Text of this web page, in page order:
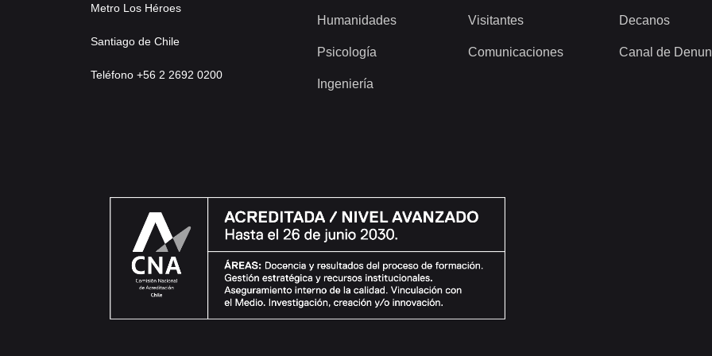
Metro Los Héroes
Santiago de Chile
Teléfono +56 2 2692 0200
Humanidades
Psicología
Ingeniería
Visitantes
Comunicaciones
Decanos
Canal de